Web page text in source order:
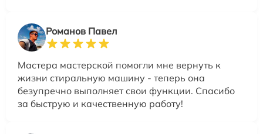
Романов Павел
Мастера мастерской помогли мне вернуть к
жизни стиральную машину - теперь она
безупречно выполняет свои функции. Спасибо
за быструю и качественную работу!